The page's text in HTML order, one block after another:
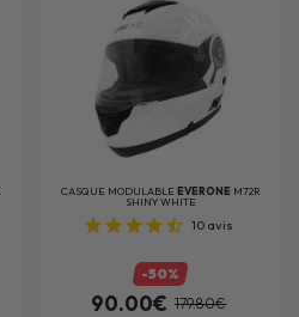
CASQUE MODULABLE EVERONE M72R
SHINY WHITE
10avis
-50%
90.00€ 179.80€